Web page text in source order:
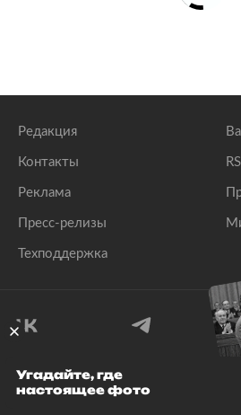
Редакция
Контакты
Реклама
Пресс-релизы
Техподдержка
© 1999–2026 Все права
Угадайте, где
настоящее фото